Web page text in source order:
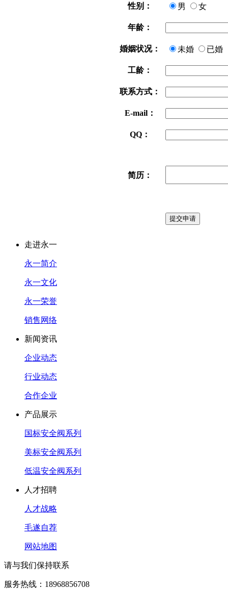
性别： 男 女
年龄：
婚姻状况： 未婚 已婚
工龄：
联系方式：
E-mail：
QQ：
简历：
走进永一
永一简介
永一文化
永一荣誉
销售网络
新闻资讯
企业动态
行业动态
合作企业
产品展示
国标安全阀系列
美标安全阀系列
低温安全阀系列
人才招聘
人才战略
毛遂自荐
网站地图
请与我们保持联系
服务热线：18968856708